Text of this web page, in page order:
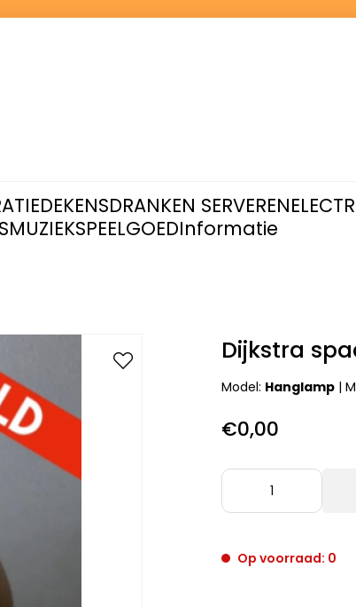
DEKENSDRANKEN SERVEREN
MUZIEKSPEELGOEDInformatie
Dijkstra
Model: Hanglamp |
€0,00
Op voorraad: 0